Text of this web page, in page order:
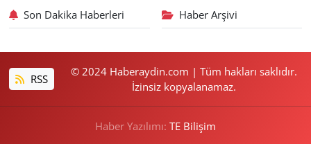
Son Dakika Haberleri Haber Arşivi
RSS
© 2024 Haberaydin.com | Tüm hakları saklıdır.
İzinsiz kopyalanamaz.
Haber Yazılımı: TE Bilişim